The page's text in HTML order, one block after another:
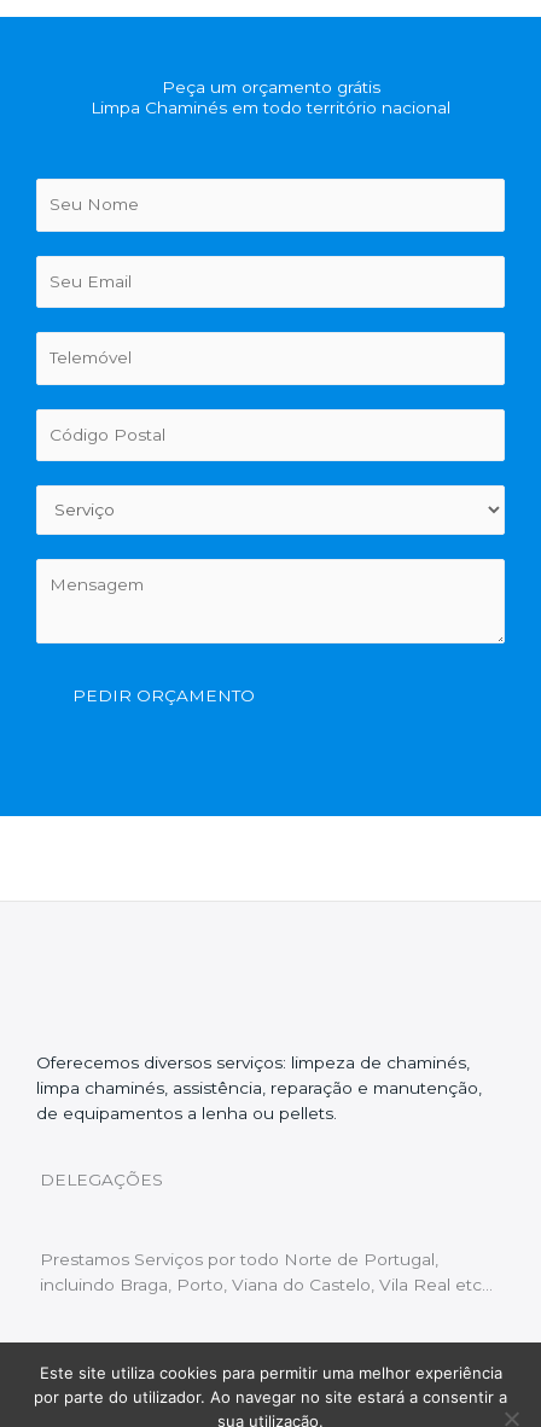
Peça um orçamento grátis
Limpa Chaminés em todo território nacional
PEDIR ORÇAMENTO
Oferecemos diversos serviços: limpeza de chaminés,
limpa chaminés, assistência, reparação e manutenção,
de equipamentos a lenha ou pellets.
DELEGAÇÕES
Prestamos Serviços por todo Norte de Portugal,
incluindo Braga, Porto, Viana do Castelo, Vila Real etc…
Livro de Reclamações | Política de Privacidade
Copyright © 2022 Limpeza Chaminés | Desenvolvido
Este site utiliza cookies para permitir uma melhor experiência
por parte do utilizador. Ao navegar no site estará a consentir a
sua utilização.